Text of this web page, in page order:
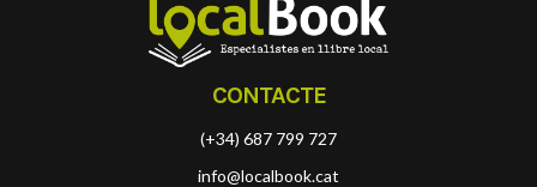
CONTACTE
(+34) 687 799 727
info@localbook.cat